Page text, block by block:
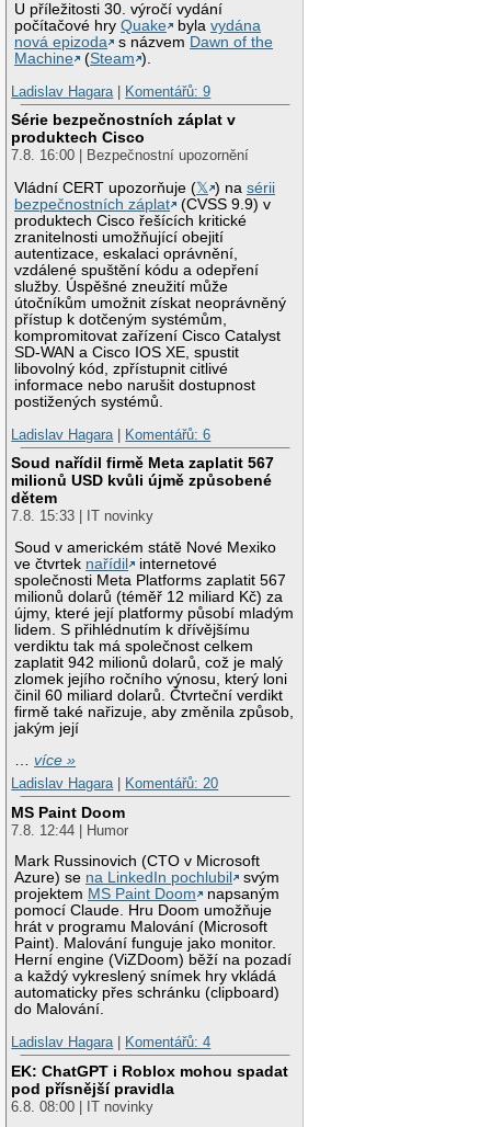
U příležitosti 30. výročí vydání
počítačové hryQuake bylavydána
nová epizoda
s názvem Dawn of the
Machine
(Steam ).
Ladislav Hagara | Komentářů: 9
Série bezpečnostních záplat v
produktech Cisco
7.8. 16:00 | Bezpečnostní upozornění
Vládní CERT upozorňuje (𝕏 ) nasérii
bezpečnostních záplat
(CVSS 9.9) v
produktech Cisco řešících kritické
zranitelnosti umožňující obejití
autentizace, eskalaci oprávnění,
vzdálené spuštění kódu a odepření
služby. Úspěšné zneužití může
útočníkům umožnit získat neoprávněný
přístup k dotčeným systémům,
kompromitovat zařízení Cisco Catalyst
SD-WAN a Cisco IOS XE, spustit
libovolný kód, zpřístupnit citlivé
informace nebo narušit dostupnost
postižených systémů.
Ladislav Hagara | Komentářů: 6
Soud nařídil firmě Meta zaplatit 567
milionů USD kvůli újmě způsobené
dětem
7.8. 15:33 | IT novinky
Soud v americkém státě Nové Mexiko
ve čtvrtek nařídil
internetové
společnosti Meta Platforms zaplatit 567
milionů dolarů (téměř 12 miliard Kč) za
újmy, které její platformy působí mladým
lidem. S přihlédnutím k dřívějšímu
verdiktu tak má společnost celkem
zaplatit 942 milionů dolarů, což je malý
zlomek jejího ročního výnosu, který loni
činil 60 miliard dolarů. Čtvrteční verdikt
firmě také nařizuje, aby změnila způsob,
jakým její
…více »
Ladislav Hagara| Komentářů: 20
MS Paint Doom
7.8. 12:44 | Humor
Mark Russinovich (CTO v Microsoft
Azure) se na LinkedIn pochlubil
svým
projektem MS Paint Doom
napsaným
pomocí Claude. Hru Doom umožňuje
hrát v programu Malování (Microsoft
Paint). Malování funguje jako monitor.
Herní engine (ViZDoom) běží na pozadí
a každý vykreslený snímek hry vkládá
automaticky přes schránku (clipboard)
do Malování.
Ladislav Hagara| Komentářů: 4
EK: ChatGPT i Roblox mohou spadat
pod přísnější pravidla
6.8. 08:00 | IT novinky